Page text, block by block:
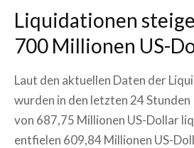
Liquidationen
700 Millionen US-
Laut den aktuellen Daten der
wurden in den letzten 24
von 687,75 Millionen US-Dollar
entfielen 609,84 Millionen US-